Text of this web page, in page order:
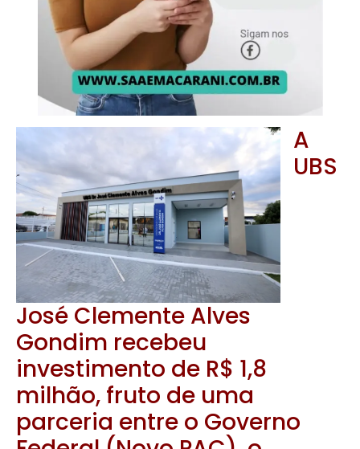
A
UBS
José Clemente Alves
Gondim recebeu
investimento de R$ 1,8
milhão, fruto de uma
parceria entre o Governo